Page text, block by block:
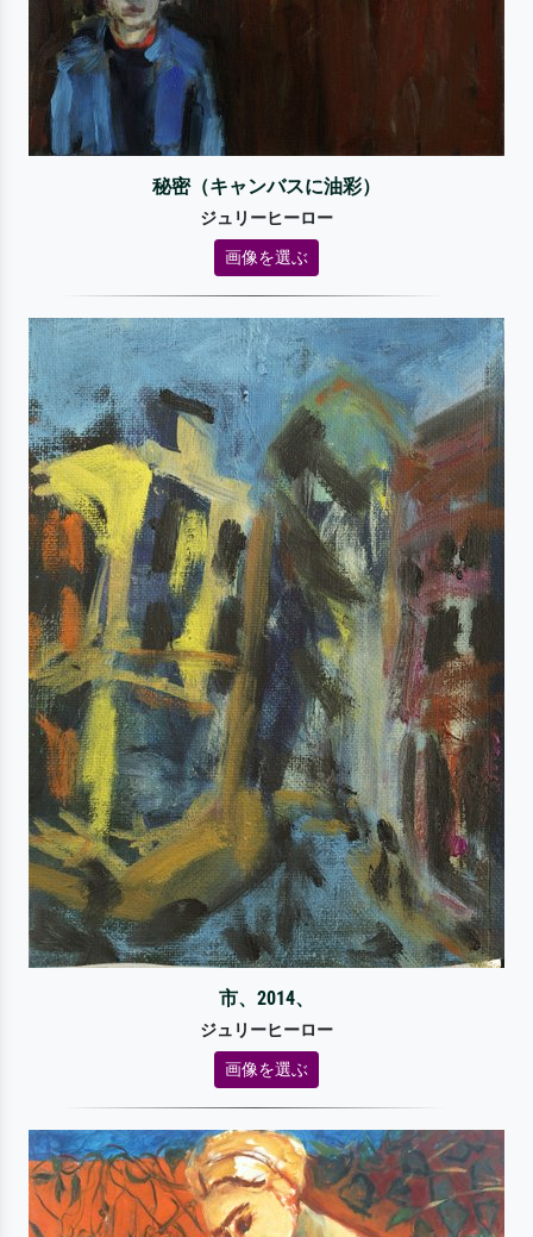
秘密（キャンバスに油彩）
ジュリーヒーロー
画像を選ぶ
市、2014、
ジュリーヒーロー
画像を選ぶ